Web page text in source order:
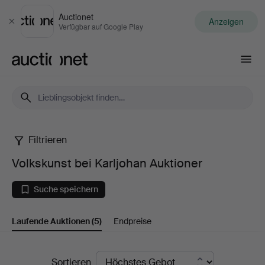
Schließen
Auctionet
Verfügbar auf Google Play Anzeigen
Volkskunst
bei
Karljohan
Auktioner
Filtrieren
Volkskunst bei Karljohan Auktioner
Suche speichern
Laufende Auktionen(5) Endpreise
LaufendeSortieren